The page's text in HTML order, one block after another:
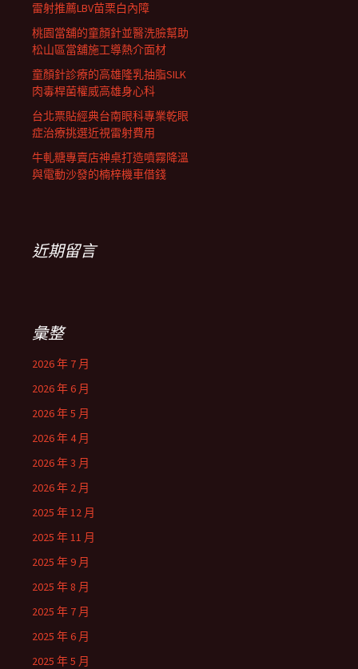
雷射推薦LBV苗栗白內障
桃園當舖的童顏針並醫洗臉幫助
松山區當舖施工導熱介面材
童顏針診療的高雄隆乳抽脂SILK
肉毒桿菌權威高雄身心科
台北票貼經典台南眼科專業乾眼
症治療挑選近視雷射費用
牛軋糖專賣店神桌打造噴霧降溫
與電動沙發的楠梓機車借錢
近期留言
彙整
2026 年 7 月
2026 年 6 月
2026 年 5 月
2026 年 4 月
2026 年 3 月
2026 年 2 月
2025 年 12 月
2025 年 11 月
2025 年 9 月
2025 年 8 月
2025 年 7 月
2025 年 6 月
2025 年 5 月